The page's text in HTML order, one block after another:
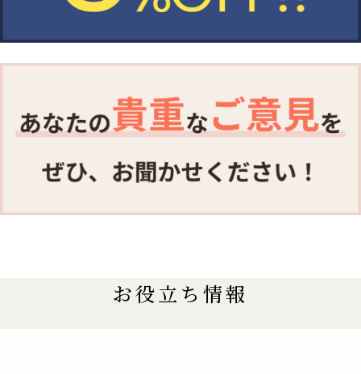
お役立ち情報